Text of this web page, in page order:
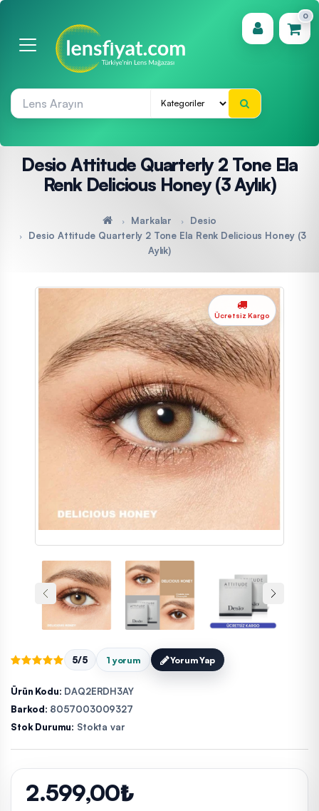
0
(0)
Desio Attitude Quarterly 2 Tone Ela
Renk Delicious Honey (3 Aylık)
Markalar
Desio
Desio Attitude Quarterly 2 Tone Ela Renk Delicious Honey (3
Aylık)
Ücretsiz Kargo
5/5 1 yorum Yorum Yap
Ürün Kodu: DAQ2ERDH3AY
Barkod: 8057003009327
Stok Durumu: Stokta var
2.599,00₺